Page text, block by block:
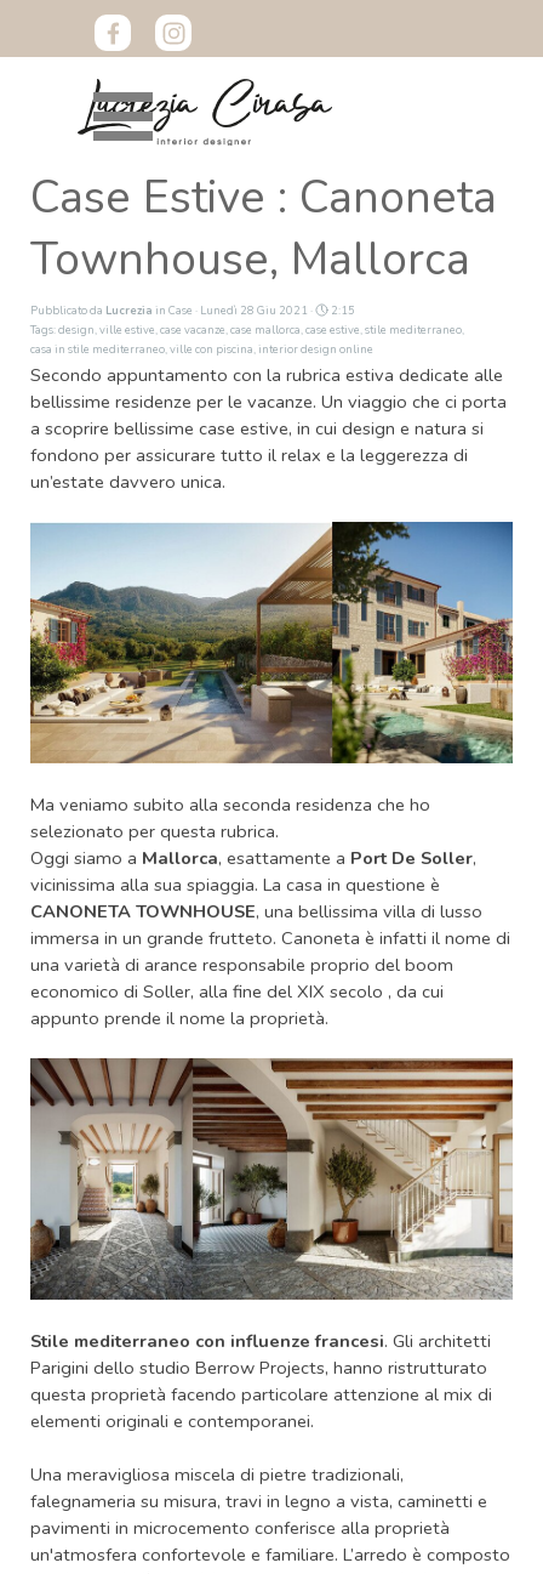
Case Estive : Canoneta
Townhouse, Mallorca
Pubblicato da Lucrezia in Case · Lunedì 28 Giu 2021 ·
2:15
Tags:design,ville estive,case vacanze,case mallorca,case estive,stile mediterraneo,
casa in stile mediterraneo,ville con piscina, interior design online
Secondo appuntamento con la rubrica estiva dedicate alle
bellissime residenze per le vacanze. Un viaggio che ci porta
a scoprire bellissime case estive, in cui design e natura si
fondono per assicurare tutto il relax e la leggerezza di
un’estate davvero unica.
Ma veniamo subito alla seconda residenza che ho
selezionato per questa rubrica.
Oggi siamo a Mallorca, esattamente a Port De Soller,
vicinissima alla sua spiaggia. La casa in questione è
CANONETA TOWNHOUSE, una bellissima villa di lusso
immersa in un grande frutteto. Canoneta è infatti il nome di
una varietà di arance responsabile proprio del boom
economico di Soller, alla fine del XIX secolo , da cui
appunto prende il nome la proprietà.
Stile mediterraneo con influenze francesi. Gli architetti
Parigini dello studio Berrow Projects, hanno ristrutturato
questa proprietà facendo particolare attenzione al mix di
elementi originali e contemporanei.
Una meravigliosa miscela di pietre tradizionali,
falegnameria su misura, travi in ​​legno a vista, caminetti e
pavimenti in microcemento conferisce alla proprietà
un'atmosfera confortevole e familiare. L’arredo è composto